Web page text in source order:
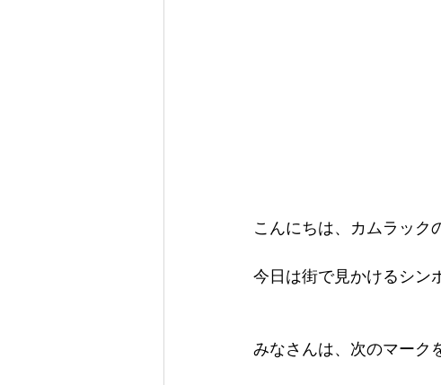
こんにちは、カムラック
今日は街で見かけるシン
みなさんは、次のマーク